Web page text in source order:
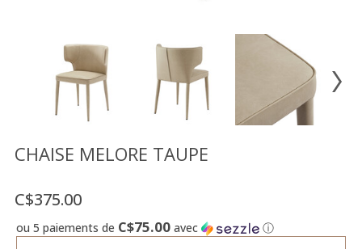
COMPTE
LISTE
SOUHAITS
US
CHAISE MELORE TAUPE
C$375.00
ou 5 paiements de C$75.00 avec
ⓘ